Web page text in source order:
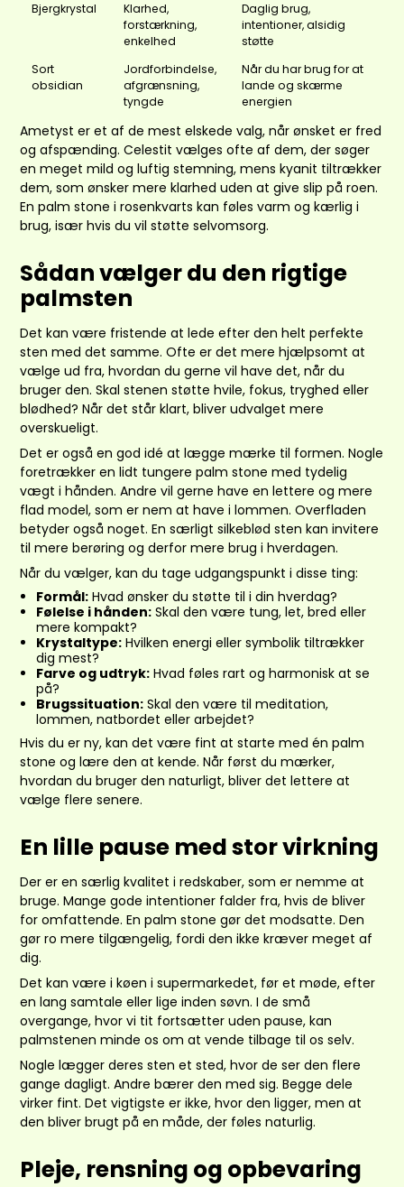
Bjergkrystal
Klarhed,
forstærkning,
enkelhed
Daglig brug,
intentioner, alsidig
støtte
Sort
obsidian
Jordforbindelse,
afgrænsning,
tyngde
Når du har brug for at
lande og skærme
energien
Ametyst er et af de mest elskede valg, når ønsket er fred
og afspænding.Celestit vælges ofte af dem, der søger
en meget mild og luftig stemning, menskyanit tiltrækker
dem, som ønsker mere klarhed uden at give slip på roen.
En palm stone i rosenkvarts kan føles varm og kærlig i
brug, især hvis du vil støtte selvomsorg.
Sådan vælger du den rigtige
palmsten
Det kan være fristende at lede efter den helt perfekte
sten med det samme. Ofte er det mere hjælpsomt at
vælge ud fra, hvordan du gerne vil have det, når du
bruger den. Skal stenen støtte hvile, fokus, tryghed eller
blødhed? Når det står klart, bliver udvalget mere
overskueligt.
Det er også en god idé at lægge mærke til formen. Nogle
foretrækker en lidt tungere palm stone med tydelig
vægt i hånden. Andre vil gerne have en lettere og mere
flad model, som er nem at have i lommen. Overfladen
betyder også noget. En særligt silkeblød sten kan invitere
til mere berøring og derfor mere brug i hverdagen.
Når du vælger, kan du tage udgangspunkt i disse ting:
Formål:Hvad ønsker du støtte til i din hverdag?
Følelse i hånden:Skal den være tung, let, bred eller
mere kompakt?
Krystaltype:Hvilken energi eller symbolik tiltrækker
dig mest?
Farve og udtryk:Hvad føles rart og harmonisk at se
på?
Brugssituation:Skal den være til meditation,
lommen, natbordet eller arbejdet?
Hvis du er ny, kan det være fint at starte med én palm
stone og lære den at kende. Når først du mærker,
hvordan du bruger den naturligt, bliver det lettere at
vælge flere senere.
En lille pause med stor virkning
Der er en særlig kvalitet i redskaber, som er nemme at
bruge. Mange gode intentioner falder fra, hvis de bliver
for omfattende. En palm stone gør det modsatte. Den
gør ro mere tilgængelig, fordi den ikke kræver meget af
dig.
Det kan være i køen i supermarkedet, før et møde, efter
en lang samtale eller lige inden søvn. I de små
overgange, hvor vi tit fortsætter uden pause, kan
palmstenen minde os om at vende tilbage til os selv.
Nogle lægger deres sten et sted, hvor de ser den flere
gange dagligt. Andre bærer den med sig. Begge dele
virker fint. Det vigtigste er ikke, hvor den ligger, men at
den bliver brugt på en måde, der føles naturlig.
Pleje, rensning og opbevaring